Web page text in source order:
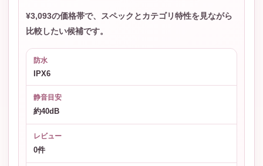
¥3,093の価格帯で、スペックとカテゴリ特性を見ながら
比較したい候補です。
防水
IPX6
静音目安
約40dB
レビュー
0件